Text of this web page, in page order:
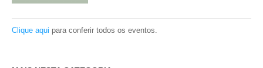
Clique aqui para conferir todos os eventos.